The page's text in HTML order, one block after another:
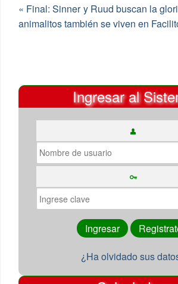
« Final: Sinner y Ruud buscan la
animalitos también se viven en
Ingresar al
¿Ha olvidado sus